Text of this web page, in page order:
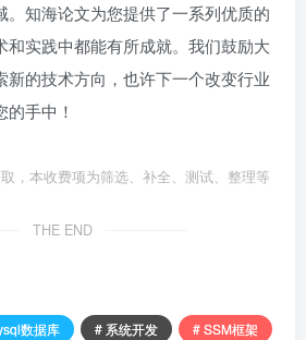
。知海论文为您提供了一系列优质的
和实践中都能有所成就。我们鼓励大
新的技术方向，也许下一个改变行业
手中！
，本收费项为筛选、补全、测试、整理等
THE END
数据库 # 系统开发
# SSM框架